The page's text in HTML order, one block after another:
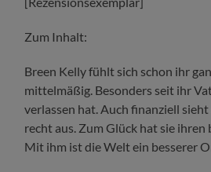
Zum Inhalt:
Breen Kelly fühlt sich schon ihr
mittelmäßig. Besonders seit ihr
verlassen hat. Auch finanziell sieht
recht aus. Zum Glück hat sie ihren
Mit ihm ist die Welt ein besserer